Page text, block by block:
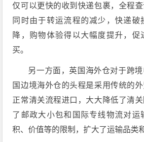
仅可以更快的收到快递包裹，全程查
同时由于转运流程的减少，快递破
降，购物体验得以大幅度提升，促
买。
另一方面，英国海外仓对于跨
国边境海外仓的头程是采用传统的
正常清关流程进口，大大降低了清
了邮政大小包和国际专线物流对运
积、价值等的限制，扩大了运输品类